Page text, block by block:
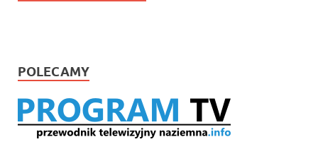
POLECAMY